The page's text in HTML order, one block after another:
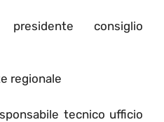
presidente consiglio
regionale
tecnico ufficio